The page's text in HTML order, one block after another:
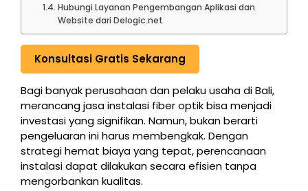
Hubungi Layanan Pengembangan Aplikasi dan
Website dari Delogic.net
Konsultasi Gratis Sekarang
Bagi banyak perusahaan dan pelaku usaha di Bali,
merancang jasa instalasi fiber optik bisa menjadi
investasi yang signifikan. Namun, bukan berarti
pengeluaran ini harus membengkak. Dengan
strategi hemat biaya yang tepat, perencanaan
instalasi dapat dilakukan secara efisien tanpa
mengorbankan kualitas.